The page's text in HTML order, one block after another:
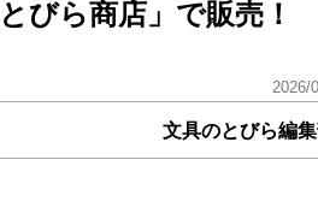
びら商店」で販売！
2026/
文具のとびら編